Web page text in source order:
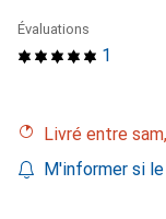
1
Évaluations
Livré entre
M'informer si